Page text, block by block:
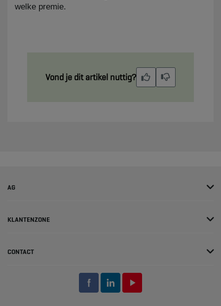
welke premie.
Vond je dit artikel nuttig?
AG
KLANTENZONE
CONTACT